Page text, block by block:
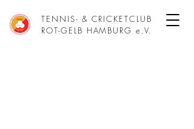
TENNIS- & CRICKETCLUB
ROT-GELB HAMBURG e.V.